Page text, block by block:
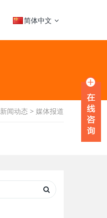
简体中文
新闻动态 > 媒体报道